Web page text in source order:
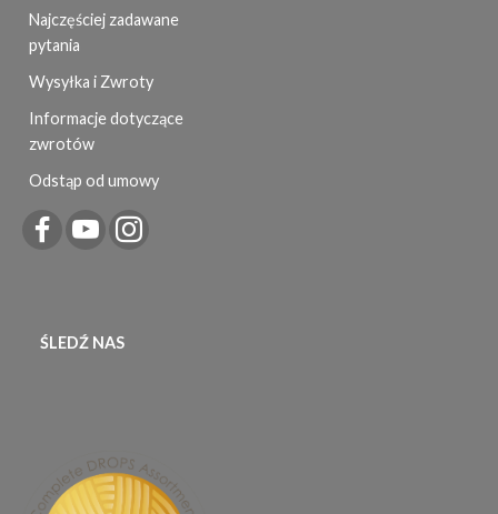
Najczęściej zadawane
pytania
Wysyłka i Zwroty
Informacje dotyczące
zwrotów
Odstąp od umowy
ŚLEDŹ NAS